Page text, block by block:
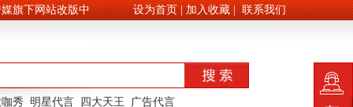
设为首页|加入收藏|联系我们
下网站改版中
秀 明星代言 四大天王 广告代言